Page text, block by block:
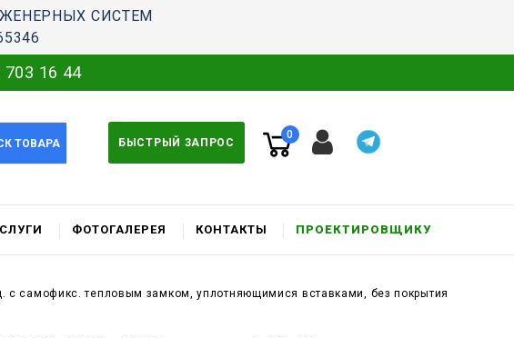
СИСТЕМ
703 16 44
ТОВАРА БЫСТРЫЙ ЗАПРОС
0
ФОТОГАЛЕРЕЯ КОНТАКТЫ ПРОЕКТИРОВЩИКУ
c самофикс. тепловым замком, уплотняющимися вставками, без покрытия